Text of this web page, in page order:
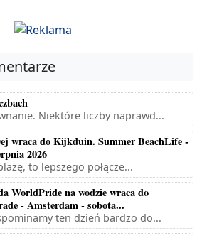
Niektóre liczby naprawd...
wraca do Kijkduin. Summer BeachLife -
2026
to lepszego połącze...
WorldPride na wodzie wraca do
- Amsterdam - sobota...
ten dzień bardzo do...